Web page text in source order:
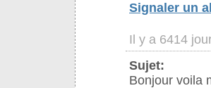
Signaler un
Il y a 6414
Sujet:
Bonjour voila